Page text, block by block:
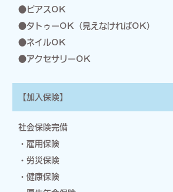
●ピアスOK
●タトゥーOK（見えなければOK）
●ネイルOK
●アクセサリーOK
【加入保険】
社会保険完備
・雇用保険
・労災保険
・健康保険